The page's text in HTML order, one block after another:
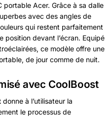
portable Acer. Grâce à sa dalle
avec des angles de
qui restent parfaitement
position devant l’écran. Equipé
ce modèle offre une
de jour comme de nuit.
avec CoolBoost
donne à l’utilisateur la
le processus de